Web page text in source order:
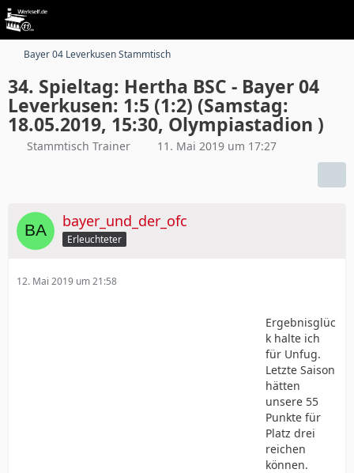
Bayer 04 Leverkusen Stammtisch
34. Spieltag: Hertha BSC - Bayer 04
Leverkusen: 1:5 (1:2) (Samstag:
18.05.2019, 15:30, Olympiastadion )
Stammtisch Trainer 11. Mai 2019 um 17:27
bayer_und_der_ofc
Erleuchteter
12. Mai 2019 um 21:58
Ergebnisglüc
k halte ich
für Unfug.
Letzte Saison
hätten
unsere 55
Punkte für
Platz drei
reichen
können.